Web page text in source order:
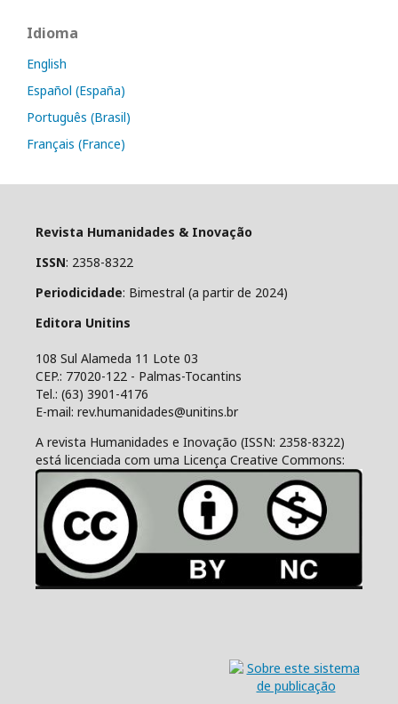
Idioma
English
Español (España)
Português (Brasil)
Français (France)
Revista Humanidades & Inovação
ISSN: 2358-8322
Periodicidade: Bimestral (a partir de 2024)
Editora Unitins
108 Sul Alameda 11 Lote 03
CEP.: 77020-122 - Palmas-Tocantins
Tel.: (63) 3901-4176
E-mail: rev.humanidades@unitins.br
A revista Humanidades e Inovação (ISSN: 2358-8322)
está licenciada com uma Licença Creative Commons: